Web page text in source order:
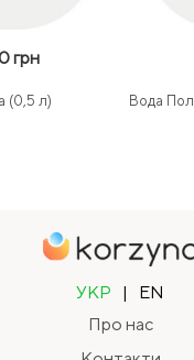
грн
(0,5 л) Вода
УКР |
EN
Про нас